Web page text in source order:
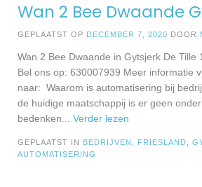
Wan 2 Bee Dwaande
GEPLAATST OP DECEMBER 7, 2020 DOOR
Wan 2 Bee Dwaande in Gytsjerk De Tille
Bel ons op: 630007939 Meer informatie
naar: Waarom is automatisering bij
de huidige maatschappij is er geen
bedenken... Verder lezen
GEPLAATST IN BEDRIJVEN FRIESLAND
AUTOMATISERING